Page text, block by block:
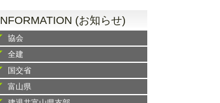
NFORMATION (お知らせ)
協会
全建
国交省
富山県